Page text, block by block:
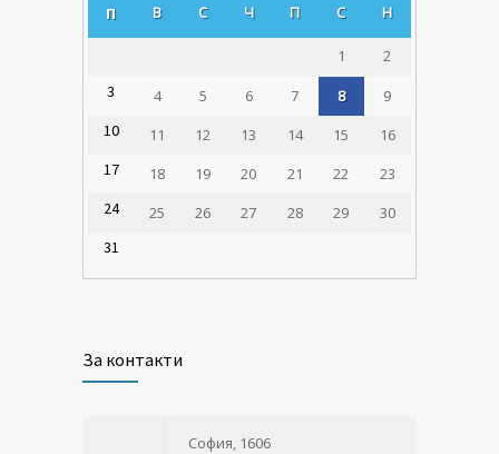
П В С Ч П С Н
1
2
3
4 5 6 7 8
9
10
11 12 13 14 15
16
17
18 19 20 21 22
23
24
25 26 27 28 29
30
31
За контакти
София, 1606